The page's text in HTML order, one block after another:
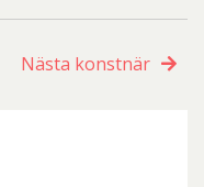
Nästa konstnär